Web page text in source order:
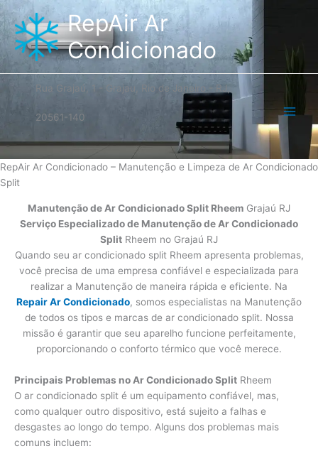
Ir
para
o
conteúdo
RepAir Ar
Condicionado
Rua Grajaú, 1 - Grajau, Rio de Janeiro - RJ,
20561-140
RepAir Ar Condicionado – Manutenção e Limpeza de Ar Condicionado
Split
Manutenção de Ar Condicionado Split Rheem Grajaú RJ
Serviço Especializado de Manutenção de Ar Condicionado
Split Rheem no Grajaú RJ
Quando seu ar condicionado split Rheem apresenta problemas,
você precisa de uma empresa confiável e especializada para
realizar a Manutenção de maneira rápida e eficiente. Na
Repair Ar Condicionado, somos especialistas na Manutenção
de todos os tipos e marcas de ar condicionado split. Nossa
missão é garantir que seu aparelho funcione perfeitamente,
proporcionando o conforto térmico que você merece.
Principais Problemas no Ar Condicionado Split Rheem
O ar condicionado split é um equipamento confiável, mas,
como qualquer outro dispositivo, está sujeito a falhas e
desgastes ao longo do tempo. Alguns dos problemas mais
comuns incluem: